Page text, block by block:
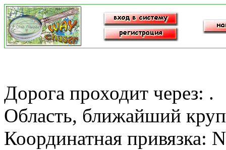
Дорога проходит через: .
Область, ближайший
Координатная привязка: